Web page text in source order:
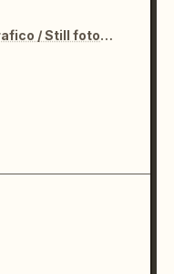
Fermo immagine cinematografico / Still fotografico